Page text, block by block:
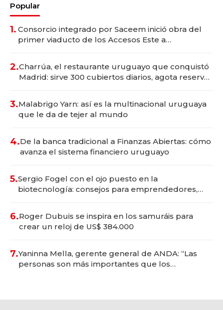
Popular
1. Consorcio integrado por Saceem inició obra del
primer viaducto de los Accesos Este a
2.Charrúa, el restaurante uruguayo que conquistó
Madrid: sirve 300 cubiertos diarios, agota reservas
3.Malabrigo Yarn: así es la multinacional uruguaya
que le da de tejer al mundo
4.De la banca tradicional a Finanzas Abiertas: cómo
avanza el sistema financiero uruguayo
5.Sergio Fogel con el ojo puesto en la
biotecnología: consejos para emprendedores,
6.Roger Dubuis se inspira en los samuráis para
crear un reloj de US$ 384.000
7.Yaninna Mella, gerente general de ANDA: “Las
personas son más importantes que los